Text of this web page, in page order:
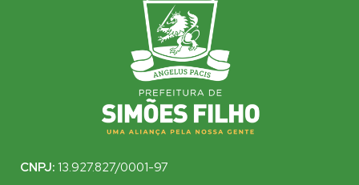
CNPJ: 13.927.827/0001-97